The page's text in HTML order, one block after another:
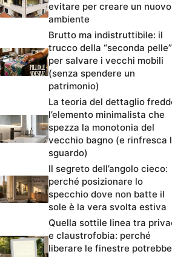
evitare per creare un nuovo
ambiente
Brutto ma indistruttibile: il
trucco della “seconda pelle”
per salvare i vecchi mobili
(senza spendere un
patrimonio)
La teoria del dettaglio
l’elemento minimalista che
spezza la monotonia del
vecchio bagno (e rinfresca
sguardo)
Il segreto dell’angolo cieco:
perché posizionare lo
specchio dove non batte il
sole è la vera svolta estiva
Quella sottile linea tra
e claustrofobia: perché
liberare le finestre potrebbe